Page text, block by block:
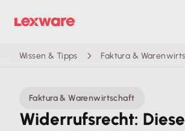
Wissen & Tipps Faktura &
Faktura & Warenwirtschaft
Widerrufsrecht: